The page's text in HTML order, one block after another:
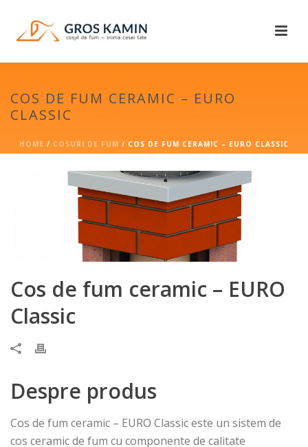
COS DE FUM CERAMIC – EURO
CLASSIC
HOME / COSURI DE FUM / COS DE FUM CERAMIC – EURO CLASSIC
Cos de fum ceramic – EURO
Classic
Despre produs
Cos de fum ceramic – EURO Classic este un sistem de
cos ceramic de fum cu componente de calitate